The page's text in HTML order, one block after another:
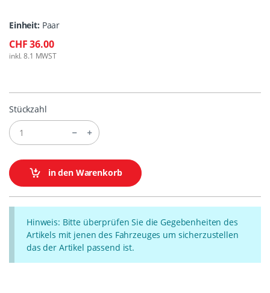
Einheit: Paar
CHF 36.00
inkl. 8.1 MWST
Stückzahl
in den Warenkorb
Hinweis: Bitte überprüfen Sie die Gegebenheiten des
Artikels mit jenen des Fahrzeuges um sicherzustellen
das der Artikel passend ist.